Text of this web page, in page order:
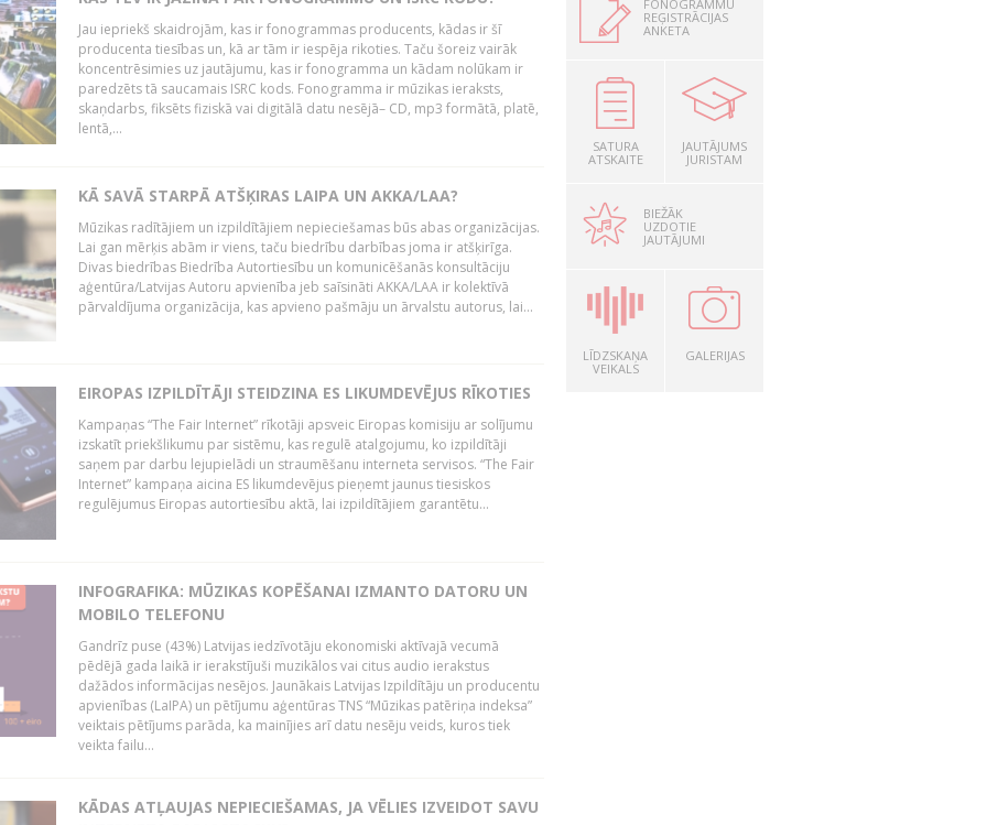
Jau iepriekš skaidrojām, kas ir fonogrammas producents, kādas ir šī
producenta tiesības un, kā ar tām ir iespēja rikoties. Taču šoreiz vairāk
koncentrēsimies uz jautājumu, kas ir fonogramma un kādam nolūkam ir
paredzēts tā saucamais ISRC kods. Fonogramma ir mūzikas ieraksts,
skaņdarbs, fiksēts fiziskā vai digitālā datu nesējā– CD, mp3 formātā, platē,
lentā,...
KĀ SAVĀ STARPĀ ATŠĶIRAS LAIPA UN AKKA/LAA?
Mūzikas radītājiem un izpildītājiem nepieciešamas būs abas organizācijas.
Lai gan mērķis abām ir viens, taču biedrību darbības joma ir atšķirīga.
Divas biedrības Biedrība Autortiesību un komunicēšanās konsultāciju
aģentūra/Latvijas Autoru apvienība jeb saīsināti AKKA/LAA ir kolektīvā
pārvaldījuma organizācija, kas apvieno pašmāju un ārvalstu autorus, lai...
EIROPAS IZPILDĪTĀJI STEIDZINA ES LIKUMDEVĒJUS RĪKOTIES
Kampaņas “The Fair Internet” rīkotāji apsveic Eiropas komisiju ar solījumu
izskatīt priekšlikumu par sistēmu, kas regulē atalgojumu, ko izpildītāji
saņem par darbu lejupielādi un straumēšanu interneta servisos. “The Fair
Internet” kampaņa aicina ES likumdevējus pieņemt jaunus tiesiskos
regulējumus Eiropas autortiesību aktā, lai izpildītājiem garantētu...
INFOGRAFIKA: MŪZIKAS KOPĒŠANAI IZMANTO DATORU UN
MOBILO TELEFONU
Gandrīz puse (43%) Latvijas iedzīvotāju ekonomiski aktīvajā vecumā
pēdējā gada laikā ir ierakstījuši muzikālos vai citus audio ierakstus
dažādos informācijas nesējos. Jaunākais Latvijas Izpildītāju un producentu
apvienības (LaIPA) un pētījumu aģentūras TNS “Mūzikas patēriņa indeksa”
veiktais pētījums parāda, ka mainījies arī datu nesēju veids, kuros tiek
veikta failu...
KĀDAS ATĻAUJAS NEPIECIEŠAMAS, JA VĒLIES IZVEIDOT SAVU
FONOGRAMMU
REĢISTRĀCIJAS
ANKETA
SATURA
ATSKAITE
JAUTĀJUMS
JURISTAM
BIEŽĀK
UZDOTIE
JAUTĀJUMI
LĪDZSKAŅA
VEIKALS
GALERIJAS